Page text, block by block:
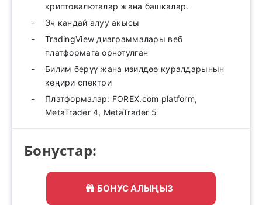
криптовалюталар жана башкалар.
Эч кандай алуу акысы
TradingView диаграммалары веб
платформага орнотулган
Билим берүү жана изилдөө куралдарынын
кеңири спектри
Платформалар: FOREX.com platform,
MetaTrader 4, MetaTrader 5
Бонустар:
БОНУС АЛЫҢЫЗ